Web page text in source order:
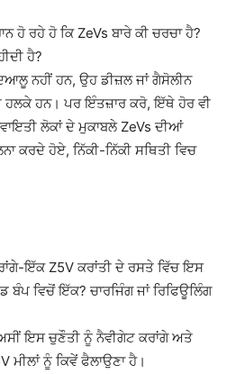
ਹੋ ਰਹੇ ਹੋ ਕਿ ZeVs ਬਾਰੇ ਕੀ ਚਰਚਾ ਹੈ?
ਹੈ?
ਨਹੀਂ ਹਨ, ਉਹ ਡੀਜ਼ਲ ਜਾਂ ਗੈਸੋਲੀਨ
ਹਲਕੇ ਹਨ। ਪਰ ਇੰਤਜ਼ਾਰ ਕਰੋ, ਇੱਥੇ ਹੋਰ ਵੀ
ਲੋਕਾਂ ਦੇ ਮੁਕਾਬਲੇ ZeVs ਦੀਆਂ
ਕਰਦੇ ਹੋਏ, ਨਿੱਕੀ-ਨਿੱਕੀ ਸਥਿਤੀ ਵਿਚ
ਇੱਕ Z5V ਕਰਾਂਤੀ ਦੇ ਰਸਤੇ ਵਿੱਚ ਇਸ
ਬੰਪ ਵਿਚੋਂ ਇੱਕ? ਚਾਰਜਿੰਗ ਜਾਂ ਰਿਫਿਊਲਿੰਗ
ਇਸ ਚੁਣੌਤੀ ਨੂੰ ਨੈਵੀਗੇਟ ਕਰਾਂਗੇ ਅਤੇ
ਮੀਲਾਂ ਨੂੰ ਕਿਵੇਂ ਫੈਲਾਉਣਾ ਹੈ।